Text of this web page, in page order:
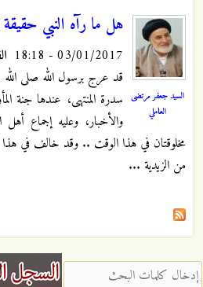
السيد جعفر مرتضى
العاملي
هل ما رآه النبي
03/01/2017 - 18:18
قد عرج برسول الله صلى
سدرة المنتهى، عندها جنة
والأخبار، وعليه إجماع أهل
مخلوقتان في هذا الوقت .. وقد خالف في هذا
من الزيدية ...
‏إدخال كلمات البحث ‏